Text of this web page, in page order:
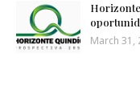
March 31,